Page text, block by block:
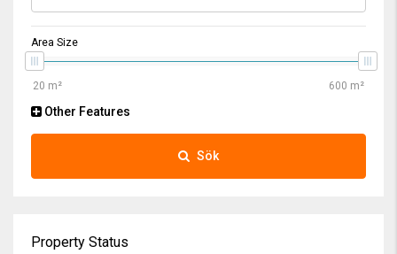
Area Size
Other Features
Sök
Property Status